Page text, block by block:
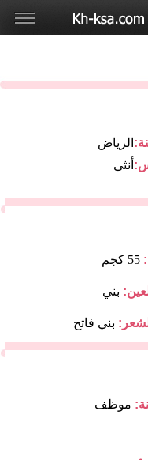
الرياض
أنثى
55 كجم
بني
بني فاتح
موظف